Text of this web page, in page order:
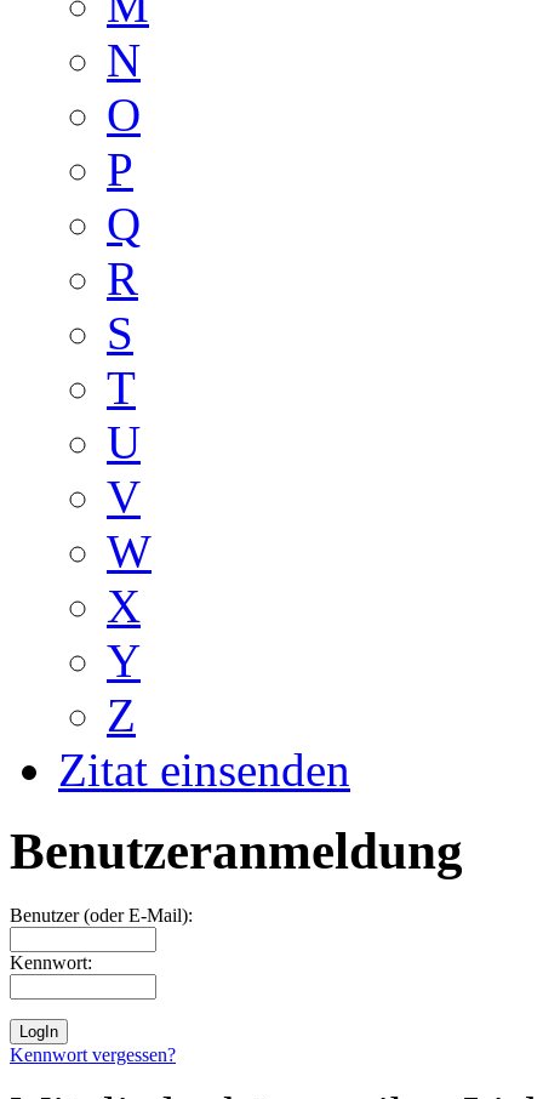
N
O
P
Q
R
S
T
U
V
W
X
Y
Z
Zitat einsenden
Benutzeranmeldung
Benutzer (oder E-Mail):
Kennwort:
Kennwort vergessen?